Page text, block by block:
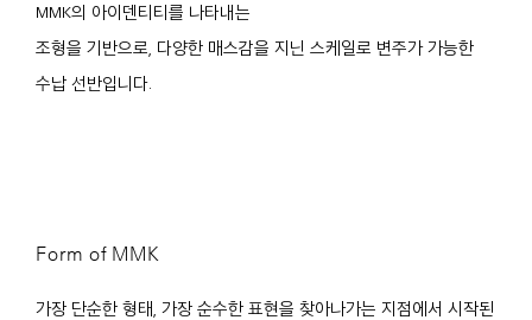
MMK의 아이덴티티를 나타내는
조형을 기반으로, 다양한 매스감을 지닌 스케일로 변주가 가능한
수납 선반입니다.
Form of MMK
가장 단순한 형태, 가장 순수한 표현을 찾아나가는 지점에서 시작된